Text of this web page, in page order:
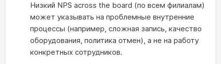
Низкий NPS across the board (по всем филиалам)
может указывать на проблемные внутренние
процессы (например, сложная запись, качество
оборудования, политика отмен), а не на работу
конкретных сотрудников.